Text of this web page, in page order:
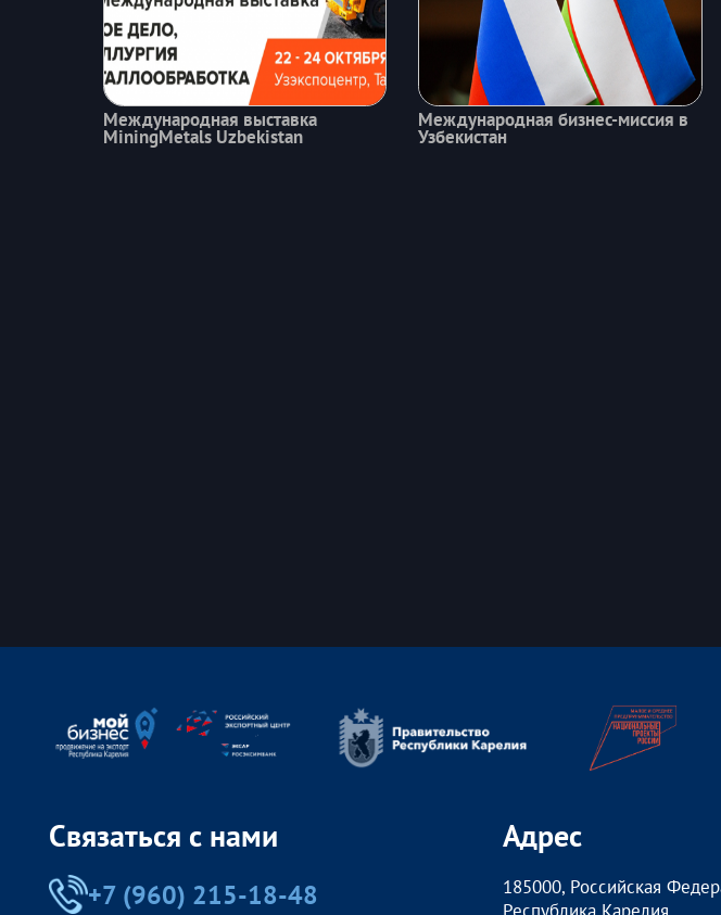
Международная выставка
MiningMetals Uzbekistan
Международная бизнес-миссия в
Узбекистан
Связаться с нами
+7 (960) 215-18-48
Адрес
185000, Российская
Республика Карелия